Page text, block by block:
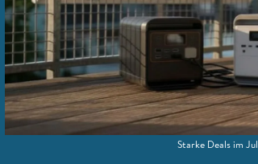
Starke Deals im